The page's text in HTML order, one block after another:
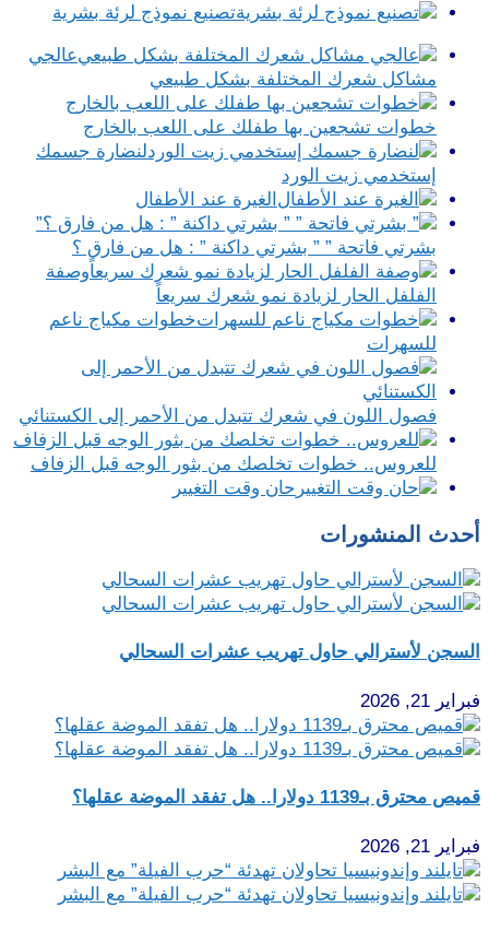
تصنيع نموذج لرئة بشرية
عالجي
مشاكل شعرك المختلفة بشكل طبيعي
خطوات تشجعين بها طفلك على اللعب بالخارج
لنضارة جسمك
إستخدمي زيت الورد
الغيرة عند الأطفال
”
بشرتي فاتحة ” ” بشرتي داكنة ” : هل من فارق ؟
وصفة
الفلفل الحار لزيادة نمو شعرك سريعاً
خطوات مكياج ناعم
للسهرات
فصول اللون في شعرك تتبدل من الأحمر إلى الكستنائي
للعروس.. خطوات تخلصك من بثور الوجه قبل الزفاف
حان وقت التغيير
أحدث المنشورات
السجن لأسترالي حاول تهريب عشرات السحالي
فبراير 21, 2026
قميص محترق بـ1139 دولارا.. هل تفقد الموضة عقلها؟
فبراير 21, 2026